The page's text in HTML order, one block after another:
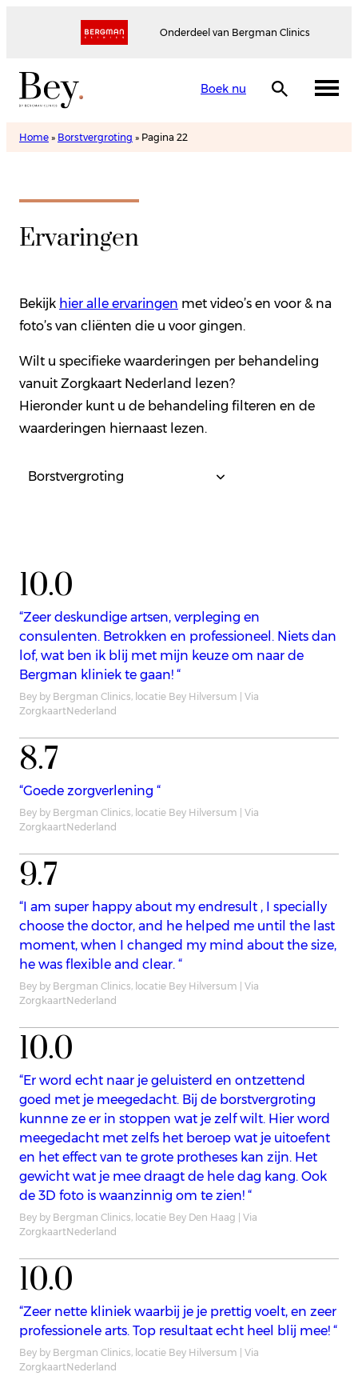
Onderdeel van Bergman Clinics
Boek nu
Home » Borstvergroting » Pagina 22
Ervaringen
Bekijk hier alle ervaringen met video’s en voor & na
foto’s van cliënten die u voor gingen.
Wilt u specifieke waarderingen per behandeling
vanuit Zorgkaart Nederland lezen?
Hieronder kunt u de behandeling filteren en de
waarderingen hiernaast lezen.
10.0
“Zeer deskundige artsen, verpleging en
consulenten. Betrokken en professioneel. Niets dan
lof, wat ben ik blij met mijn keuze om naar de
Bergman kliniek te gaan! “
Bey by Bergman Clinics, locatie Bey Hilversum | Via
ZorgkaartNederland
8.7
“Goede zorgverlening “
Bey by Bergman Clinics, locatie Bey Hilversum | Via
ZorgkaartNederland
9.7
“I am super happy about my endresult , I specially
choose the doctor, and he helped me until the last
moment, when I changed my mind about the size,
he was flexible and clear. “
Bey by Bergman Clinics, locatie Bey Hilversum | Via
ZorgkaartNederland
10.0
“Er word echt naar je geluisterd en ontzettend
goed met je meegedacht. Bij de borstvergroting
kunnne ze er in stoppen wat je zelf wilt. Hier word
meegedacht met zelfs het beroep wat je uitoefent
en het effect van te grote protheses kan zijn. Het
gewicht wat je mee draagt de hele dag kang. Ook
de 3D foto is waanzinnig om te zien! “
Bey by Bergman Clinics, locatie Bey Den Haag | Via
ZorgkaartNederland
10.0
“Zeer nette kliniek waarbij je je prettig voelt, en zeer
professionele arts. Top resultaat echt heel blij mee! “
Bey by Bergman Clinics, locatie Bey Hilversum | Via
ZorgkaartNederland